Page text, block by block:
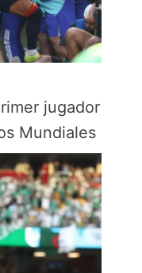
jugador
Mundiales